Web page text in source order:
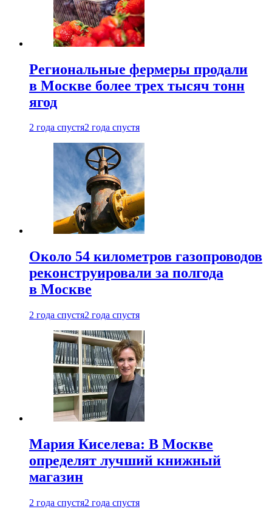
Региональные фермеры продали
в Москве более трех тысяч тонн
ягод
2 года спустя2 года спустя
Около 54 километров газопроводов
реконструировали за полгода
в Москве
2 года спустя2 года спустя
Мария Киселева: В Москве
определят лучший книжный
магазин
2 года спустя2 года спустя